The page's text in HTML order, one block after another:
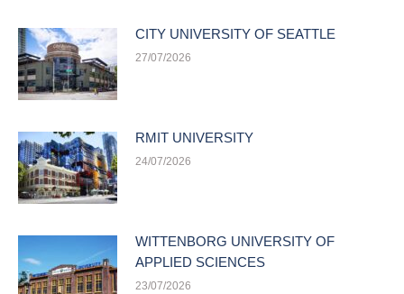
CITY UNIVERSITY OF SEATTLE
27/07/2026
RMIT UNIVERSITY
24/07/2026
WITTENBORG UNIVERSITY OF
APPLIED SCIENCES
23/07/2026